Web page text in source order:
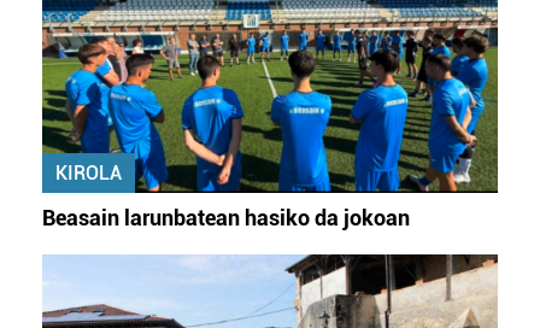
KIROLA
Beasain larunbatean hasiko da jokoan